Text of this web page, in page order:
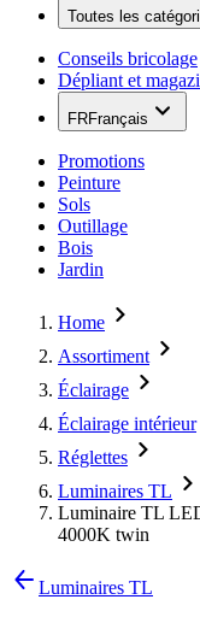
Toutes les
Conseils bricolage
Dépliant et
FRFrançais
Promotions
Peinture
Sols
Outillage
Bois
Jardin
Home
Assortiment
Éclairage
Éclairage intérieur
Réglettes
Luminaires TL
Luminaire TL
4000K twin
Luminaires TL